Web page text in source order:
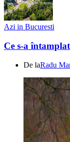
Azi in Bucuresti
Ce s-a
De laRadu